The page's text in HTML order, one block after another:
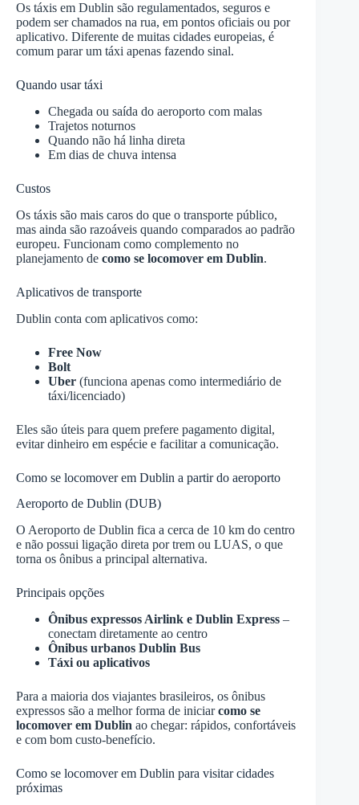
Os táxis em Dublin são regulamentados, seguros e
podem ser chamados na rua, em pontos oficiais ou por
aplicativo. Diferente de muitas cidades europeias, é
comum parar um táxi apenas fazendo sinal.
Quando usar táxi
Chegada ou saída do aeroporto com malas
Trajetos noturnos
Quando não há linha direta
Em dias de chuva intensa
Custos
Os táxis são mais caros do que o transporte público,
mas ainda são razoáveis quando comparados ao padrão
europeu. Funcionam como complemento no
planejamento de como se locomover em Dublin.
Aplicativos de transporte
Dublin conta com aplicativos como:
Free Now
Bolt
Uber (funciona apenas como intermediário de
táxi/licenciado)
Eles são úteis para quem prefere pagamento digital,
evitar dinheiro em espécie e facilitar a comunicação.
Como se locomover em Dublin a partir do aeroporto
Aeroporto de Dublin (DUB)
O Aeroporto de Dublin fica a cerca de 10 km do centro
e não possui ligação direta por trem ou LUAS, o que
torna os ônibus a principal alternativa.
Principais opções
Ônibus expressos Airlink e Dublin Express –
conectam diretamente ao centro
Ônibus urbanos Dublin Bus
Táxi ou aplicativos
Para a maioria dos viajantes brasileiros, os ônibus
expressos são a melhor forma de iniciarcomo se
locomover em Dublin ao chegar: rápidos, confortáveis
e com bom custo-benefício.
Como se locomover em Dublin para visitar cidades
próximas